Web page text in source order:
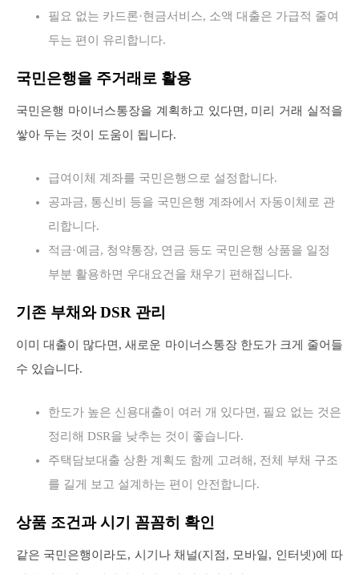
필요 없는 카드론·현금서비스, 소액 대출은 가급적 줄여
두는 편이 유리합니다.
국민은행을 주거래로 활용
국민은행 마이너스통장을 계획하고 있다면, 미리 거래 실적을
쌓아 두는 것이 도움이 됩니다.
급여이체 계좌를 국민은행으로 설정합니다.
공과금, 통신비 등을 국민은행 계좌에서 자동이체로 관
리합니다.
적금·예금, 청약통장, 연금 등도 국민은행 상품을 일정
부분 활용하면 우대요건을 채우기 편해집니다.
기존 부채와 DSR 관리
이미 대출이 많다면, 새로운 마이너스통장 한도가 크게 줄어들
수 있습니다.
한도가 높은 신용대출이 여러 개 있다면, 필요 없는 것은
정리해 DSR을 낮추는 것이 좋습니다.
주택담보대출 상환 계획도 함께 고려해, 전체 부채 구조
를 길게 보고 설계하는 편이 안전합니다.
상품 조건과 시기 꼼꼼히 확인
같은 국민은행이라도, 시기나 채널(지점, 모바일, 인터넷)에 따